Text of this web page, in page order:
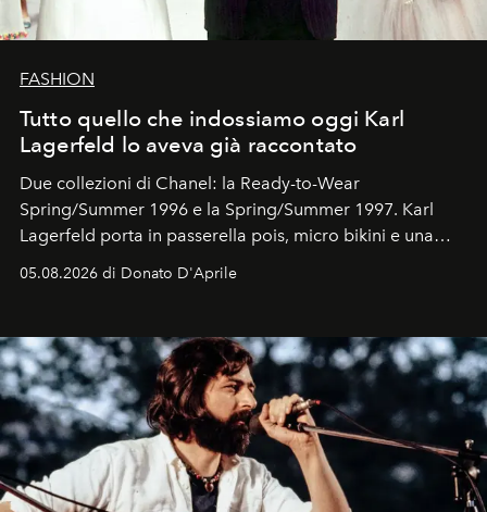
FASHION
Tutto quello che indossiamo oggi Karl
Lagerfeld lo aveva già raccontato
Due collezioni di Chanel: la Ready-to-Wear
Spring/Summer 1996 e la Spring/Summer 1997. Karl
Lagerfeld porta in passerella pois, micro bikini e una
logomania pensata per la spiaggia
Kate, Claudia e Carla una dietro l'altra. Trent'anni dopo,
uno dei documenti più contemporanei che abbiamo.
05.08.2026 di Donato D'Aprile